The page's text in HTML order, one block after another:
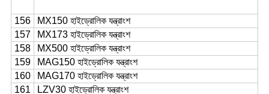
156
MX150 হাইড্রোলিক যন্ত্রাংশ
157
MX173 হাইড্রোলিক যন্ত্রাংশ
158
MX500 হাইড্রোলিক যন্ত্রাংশ
159
MAG150 হাইড্রোলিক যন্ত্রাংশ
160
MAG170 হাইড্রোলিক যন্ত্রাংশ
161
LZV30 হাইড্রোলিক যন্ত্রাংশ